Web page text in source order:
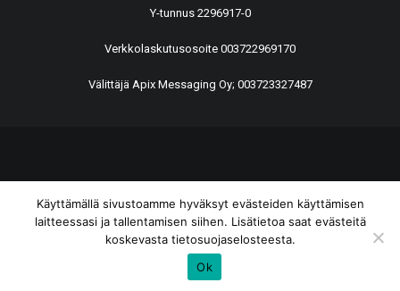
Y-tunnus 2296917-0
Verkkolaskutusosoite 003722969170
Välittäjä Apix Messaging Oy; 003723327487
Käyttämällä sivustoamme hyväksyt evästeiden käyttämisen
laitteessasi ja tallentamisen siihen. Lisätietoa saat evästeitä
koskevasta tietosuojaselosteesta.
Ok